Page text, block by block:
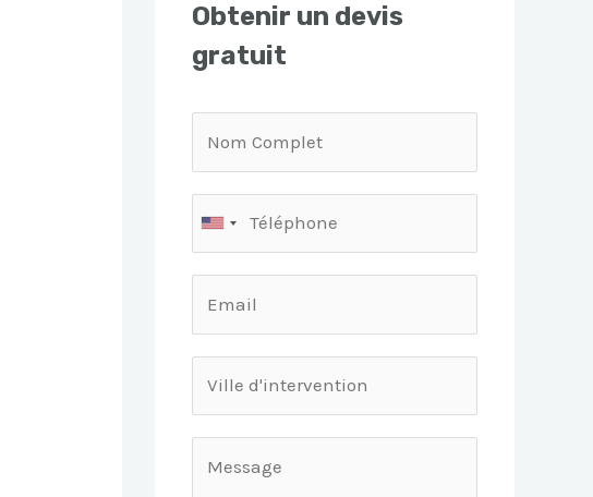
Obtenir un devis
gratuit